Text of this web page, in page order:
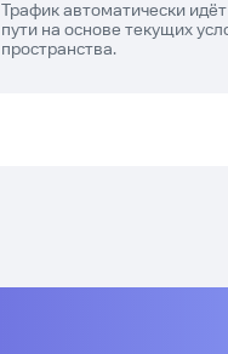
Трафик автоматически
пути на основе текущих
пространства.